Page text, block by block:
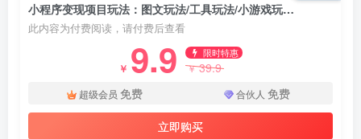
小程序变现项目玩法：图文玩法/工具玩法/小游戏玩法/稳定高收入/173节课程
此内容为付费阅读，请付费后查看
￥ 9.9 限时特惠
￥39.9
超级会员 免费 合伙人 免费
立即购买